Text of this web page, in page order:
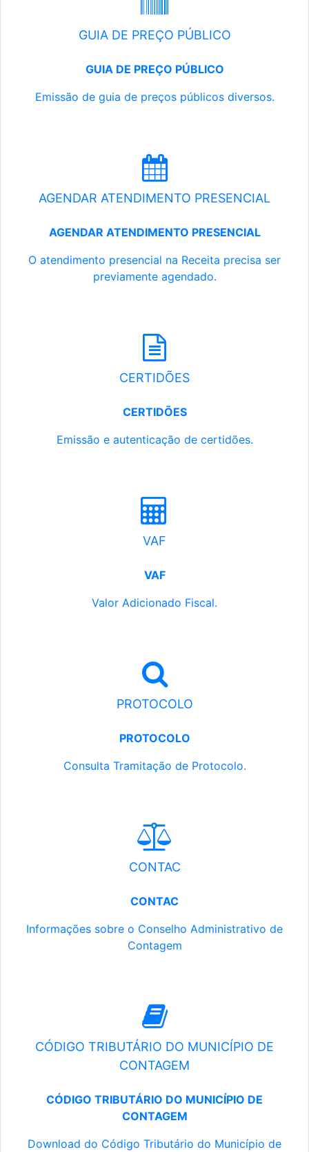
GUIA DE PREÇO PÚBLICO
GUIA DE PREÇO PÚBLICO
Emissão de guia de preços públicos diversos.
AGENDAR ATENDIMENTO PRESENCIAL
AGENDAR ATENDIMENTO PRESENCIAL
O atendimento presencial na Receita precisa ser
previamente agendado.
CERTIDÕES
CERTIDÕES
Emissão e autenticação de certidões.
VAF
VAF
Valor Adicionado Fiscal.
PROTOCOLO
PROTOCOLO
Consulta Tramitação de Protocolo.
CONTAC
CONTAC
Informações sobre o Conselho Administrativo de
Contagem
CÓDIGO TRIBUTÁRIO DO MUNICÍPIO DE
CONTAGEM
CÓDIGO TRIBUTÁRIO DO MUNICÍPIO DE
CONTAGEM
Download do Código Tributário do Município de